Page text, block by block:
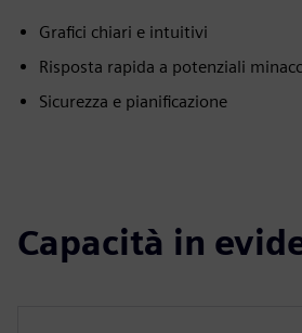
Grafici chiari e intuitivi
Risposta rapida a potenziali
Sicurezza e pianificazione
Capacità in